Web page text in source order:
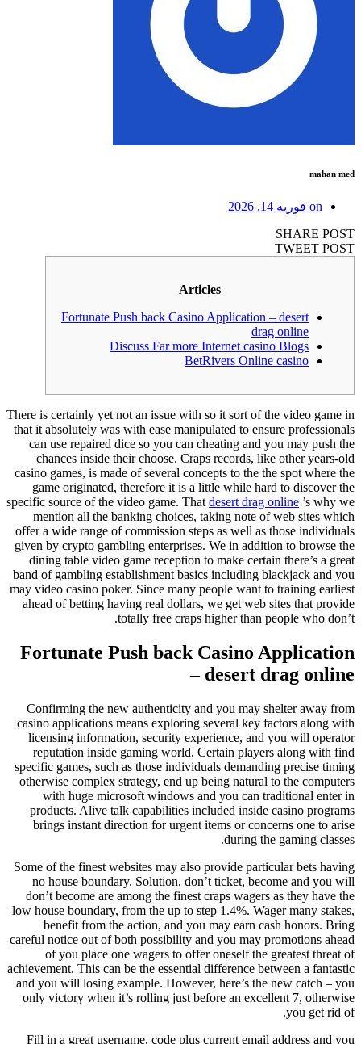
mahan med
on فوریه 14, 2026
SHARE POST
TWEET POST
Articles
Fortunate Push back Casino Application – desert
drag online
Discuss Far more Internet casino Blogs
BetRivers Online casino
There is certainly yet not an issue with so it sort of the video game in
that it absolutely was with ease manipulated to ensure professionals
can use repaired dice so you can cheating and you may push the
chances inside their choose. Craps records, like other years-old
casino games, is made of several concepts to the the spot where the
game originated, therefore it is a little while hard to discover the
specific source of the video game. That desert drag online ’s why we
mention all the banking choices, taking note of web sites which
offer a wide range of commission steps as well as those individuals
given by crypto gambling enterprises. We in addition to browse the
dining table video game reception to make certain there’s a great
band of gambling establishment basics including blackjack and you
may video casino poker. Since many people want to training earliest
ahead of betting having real dollars, we get web sites that provide
totally free craps higher than people who don’t.
Fortunate Push back Casino Application
– desert drag online
Confirming the new authenticity and you may shelter away from
casino applications means exploring several key factors along with
licensing information, security experience, and you will operator
reputation inside gaming world. Certain players along with find
specific games, such as those individuals demanding precise timing
otherwise complex strategy, end up being natural to the computers
with huge microsoft windows and you can traditional enter in
products. Alive talk capabilities included inside casino programs
brings instant direction for urgent items or concerns one to arise
during the gaming classes.
Some of the finest websites may also provide particular bets having
no house boundary. Solution, don’t ticket, become and you will
don’t become are among the finest craps wagers as they have the
low house boundary, from the up to step 1.4%. Wager many stakes,
benefit from the action, and you may earn cash honors. Bring
careful notice out of both possibility and you may promotions ahead
of you place one wagers to offer oneself the greatest threat of
achievement. This can be the essential difference between a fantastic
and you will losing example. However, here’s the new catch – you
only victory when it’s rolling just before an excellent 7, otherwise
you get rid of.
Fill in a great username, code plus current email address and you